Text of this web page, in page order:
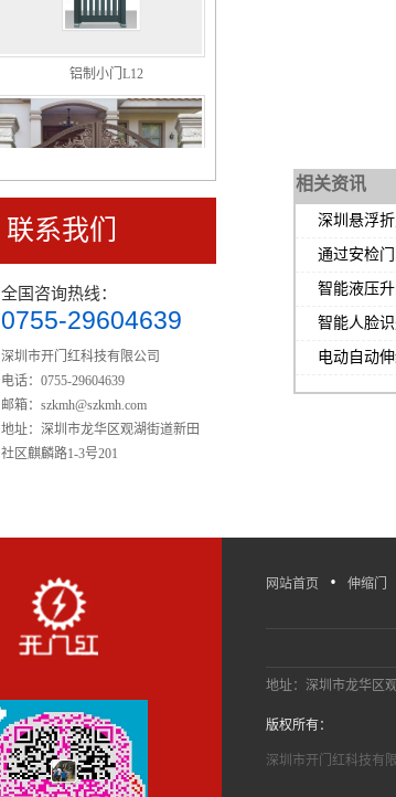
铝制小门L12
联系我们
全国咨询热线：
0755-29604639
深圳市开门红科技有限公司
电话：0755-29604639
邮箱： szkmh@szkmh.com
地址：深圳市龙华区观湖街道新田
社区麒麟路1-3号201
相关资讯
深圳悬浮
通过安检
智能液压
范围
智能人脸
园给学校
电动自动
意事项
网站首页 · 伸缩门
地址：深圳市龙华区
版权所有：
深圳市开门红科技有